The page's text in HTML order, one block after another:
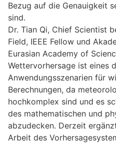
Bezug auf die Genauigkeit
sind.
Dr. Tian Qi, Chief Scientist
Field, IEEE Fellow und
Eurasian Academy of
Wettervorhersage ist eines
Anwendungsszenarien für
Berechnungen, da
hochkomplex sind und es
des mathematischen und
abzudecken. Derzeit
Arbeit des